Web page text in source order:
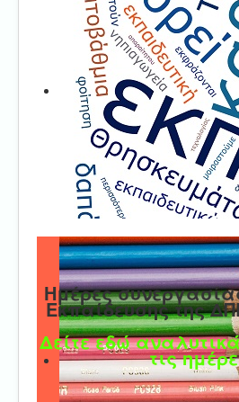
Τμήμα Α'
Τμήμα Β'
Τμήμα Γ'
Τμήμα Δ'
Τμήμα E'
Επικοινωνία
Ημέρες
Εκπαίδευσης της
Δείτε εδώ
τις